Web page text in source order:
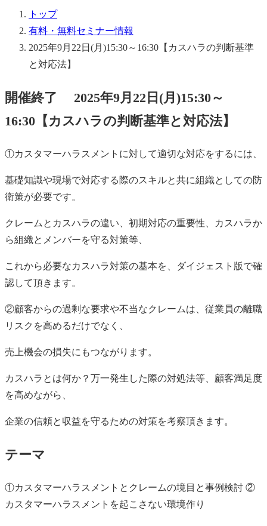
トップ
有料・無料セミナー情報
2025年9月22日(月)15:30～16:30【カスハラの判断基準
と対応法】
開催終了 2025年9月22日(月)15:30～
16:30【カスハラの判断基準と対応法】
①カスタマーハラスメントに対して適切な対応をするには、
基礎知識や現場で対応する際のスキルと共に組織としての防
衛策が必要です。
クレームとカスハラの違い、初期対応の重要性、カスハラか
ら組織とメンバーを守る対策等、
これから必要なカスハラ対策の基本を、ダイジェスト版で確
認して頂きます。
②顧客からの過剰な要求や不当なクレームは、従業員の離職
リスクを高めるだけでなく、
売上機会の損失にもつながります。
カスハラとは何か？万一発生した際の対処法等、顧客満足度
を高めながら、
企業の信頼と収益を守るための対策を考察頂きます。
テーマ
①カスタマーハラスメントとクレームの境目と事例検討 ②
カスタマーハラスメントを起こさない環境作り